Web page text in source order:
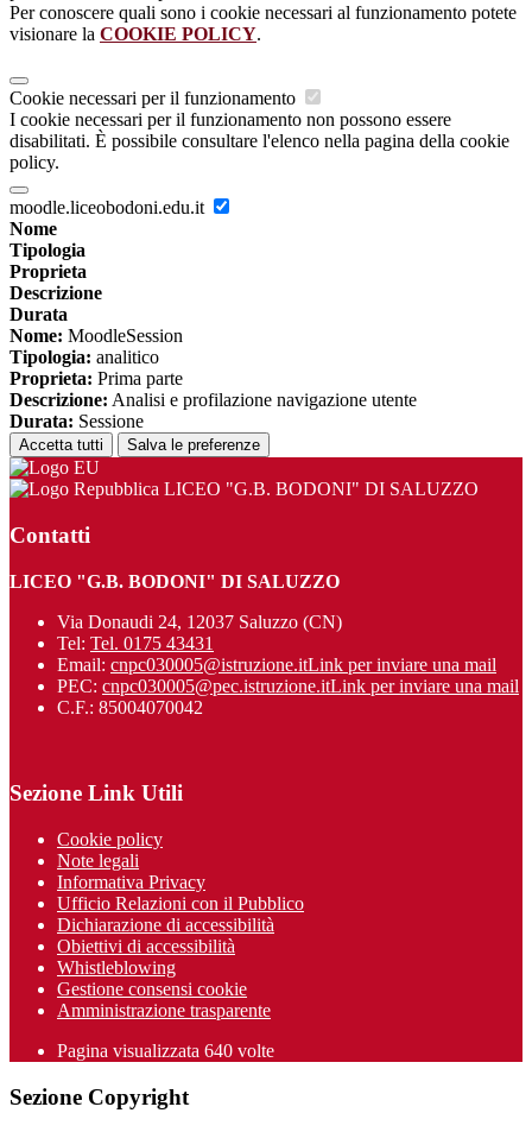
Per conoscere quali sono i cookie necessari al funzionamento potete
visionare la COOKIE POLICY.
Cookie necessari per il funzionamento
I cookie necessari per il funzionamento non possono essere
disabilitati. È possibile consultare l'elenco nella pagina della cookie
policy.
moodle.liceobodoni.edu.it
Nome
Tipologia
Proprieta
Descrizione
Durata
Nome: MoodleSession
Tipologia: analitico
Proprieta: Prima parte
Descrizione: Analisi e profilazione navigazione utente
Durata: Sessione
Accetta tutti Salva le preferenze
LICEO "G.B. BODONI" DI SALUZZO
Contatti
LICEO "G.B. BODONI" DI SALUZZO
Via Donaudi 24, 12037 Saluzzo (CN)
Tel: Tel. 0175 43431
Email: cnpc030005@istruzione.itLink per inviare una mail
PEC: cnpc030005@pec.istruzione.itLink per inviare una mail
C.F.: 85004070042
Sezione Link Utili
Cookie policy
Note legali
Informativa Privacy
Ufficio Relazioni con il Pubblico
Dichiarazione di accessibilità
Obiettivi di accessibilità
Whistleblowing
Gestione consensi cookie
Amministrazione trasparente
Pagina visualizzata 640 volte
Sezione Copyright